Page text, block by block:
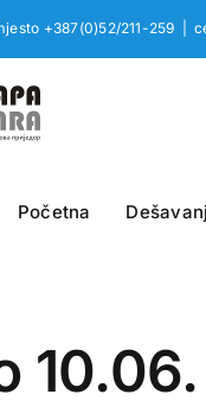
+387(0)52/211-259
Početna